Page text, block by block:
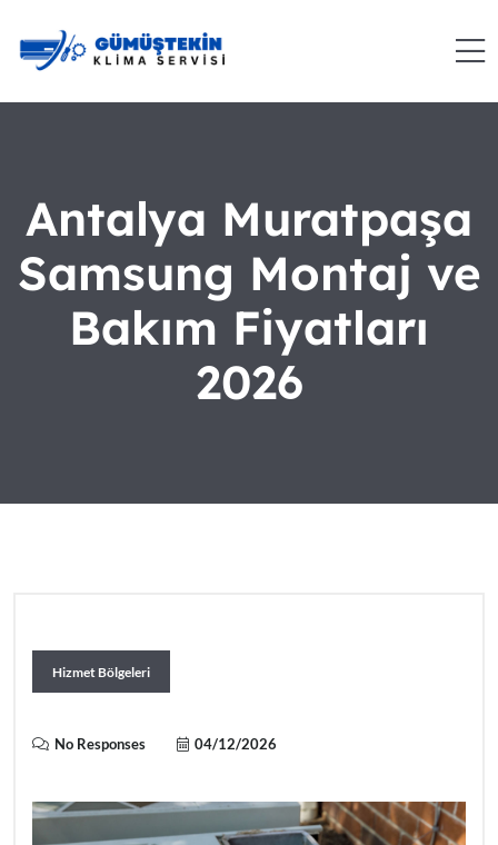
Antalya Muratpaşa
Samsung Montaj ve
Bakım Fiyatları
2026
Hizmet Bölgeleri
No Responses 04/12/2026